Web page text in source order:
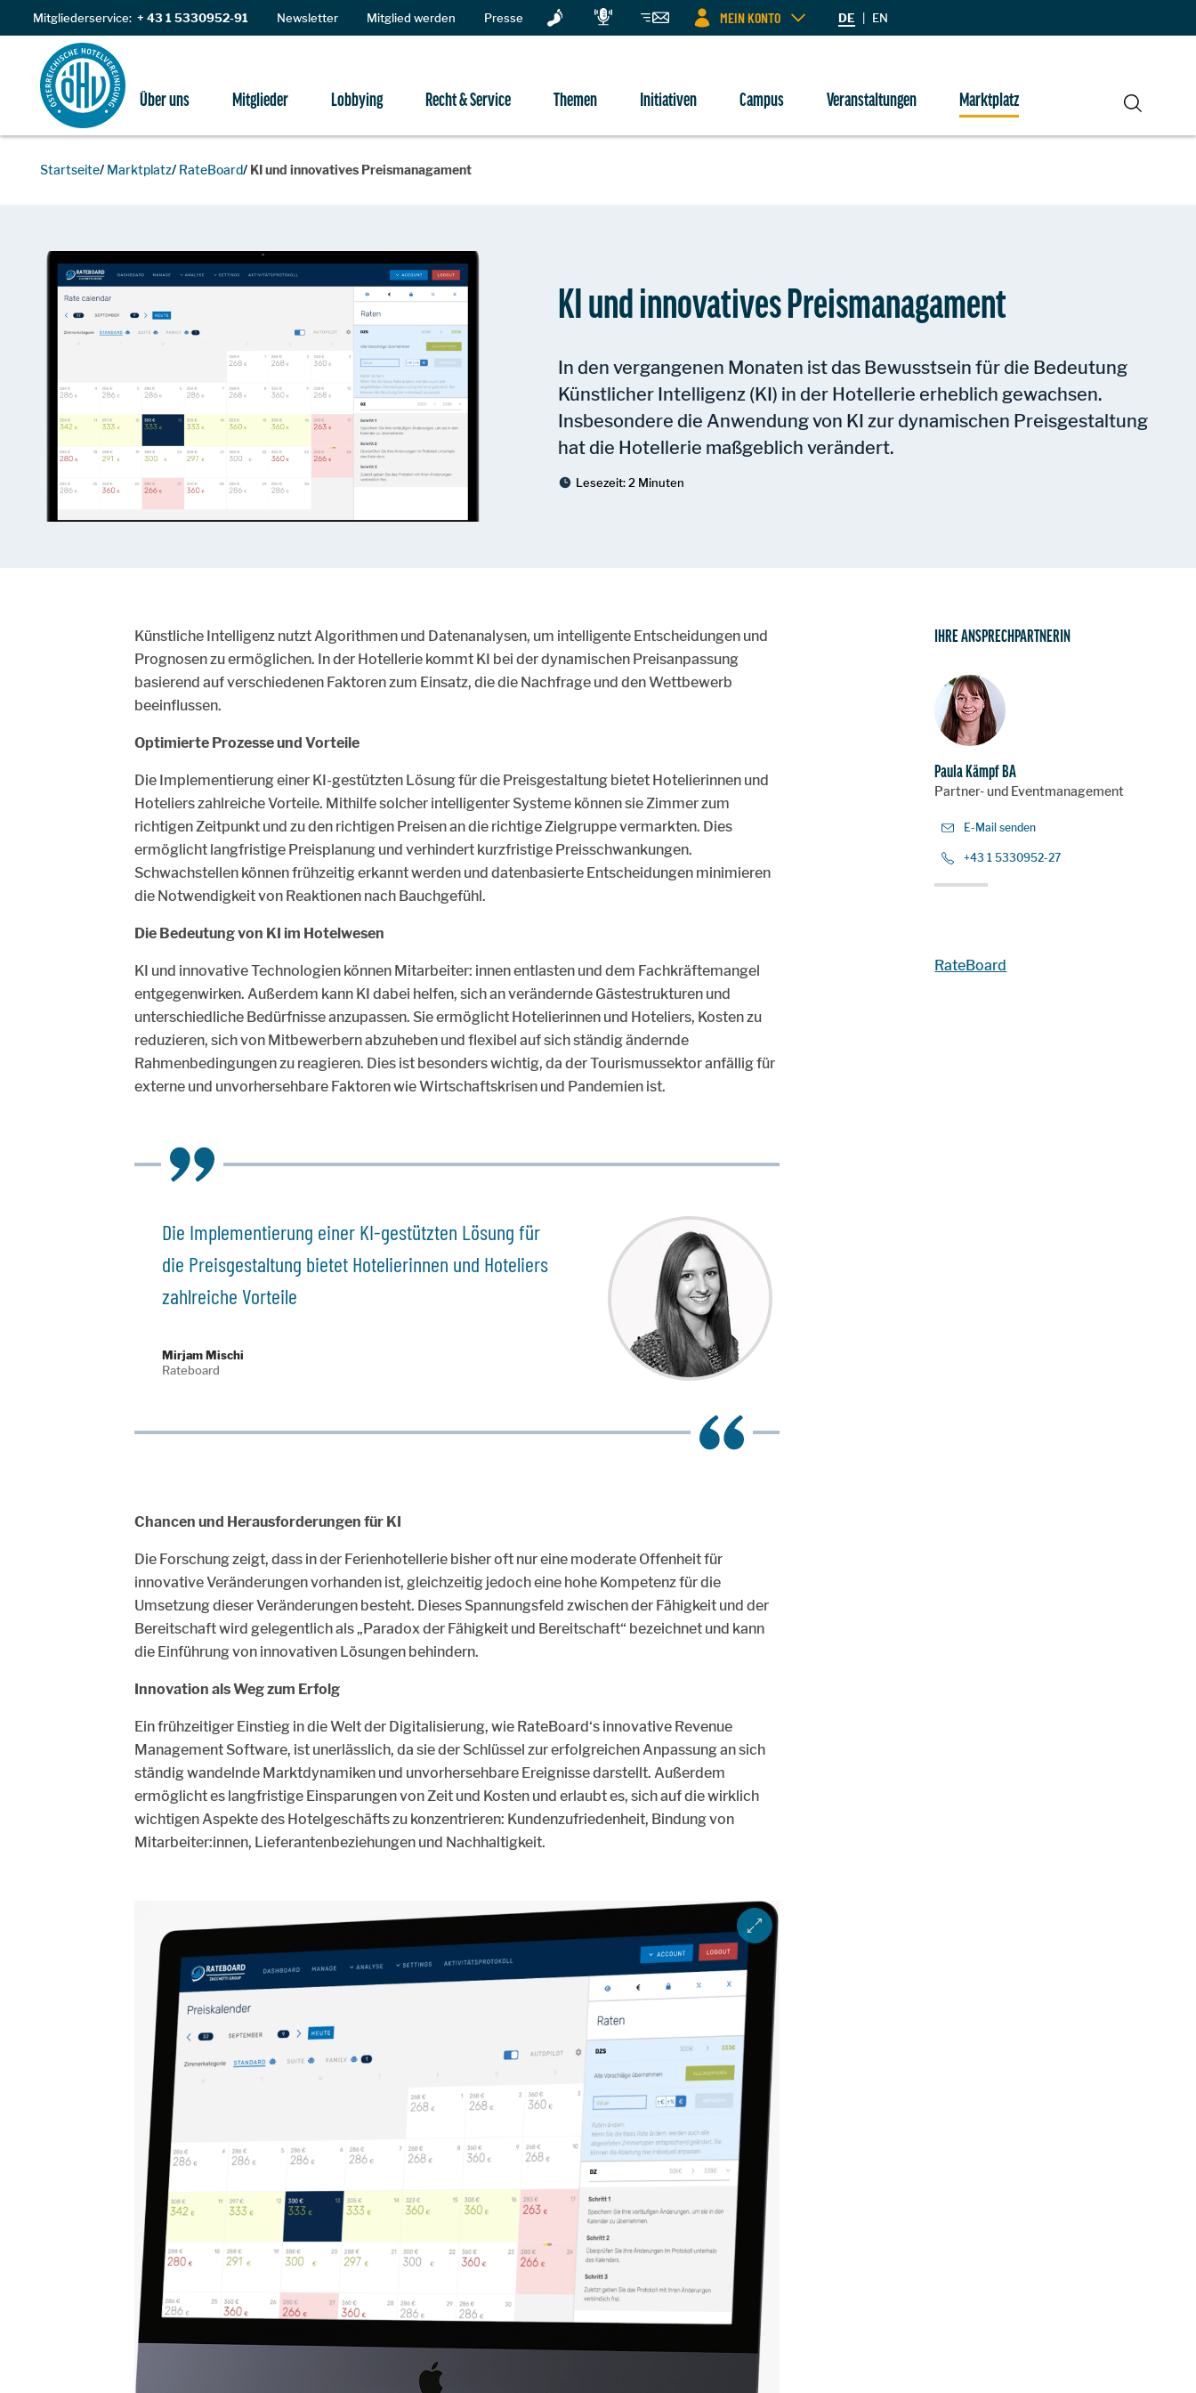
Zum Inhalt
Mitgliederservice: + 43 1 5330952-91 Newsletter Mitglied werden Presse MEIN KONTO DE | EN
Über uns Mitglieder Lobbying Recht & Service Themen Initiativen Campus Veranstaltungen
Marktplatz
Suche
Startseite Marktplatz RateBoard KI und innovatives Preismanagament
KI und innovatives Preismanagament
In den vergangenen Monaten ist das Bewusstsein für die Bedeutung
Künstlicher Intelligenz (KI) in der Hotellerie erheblich gewachsen.
Insbesondere die Anwendung von KI zur dynamischen Preisgestaltung
hat die Hotellerie maßgeblich verändert.
Lesezeit:2 Minuten
Künstliche Intelligenz nutzt Algorithmen und Datenanalysen, um intelligente Entscheidungen und
Prognosen zu ermöglichen. In der Hotellerie kommt KI bei der dynamischen Preisanpassung
basierend auf verschiedenen Faktoren zum Einsatz, die die Nachfrage und den Wettbewerb
beeinflussen.
Optimierte Prozesse und Vorteile
Die Implementierung einer KI-gestützten Lösung für die Preisgestaltung bietet Hotelierinnen und
Hoteliers zahlreiche Vorteile. Mithilfe solcher intelligenter Systeme können sie Zimmer zum
richtigen Zeitpunkt und zu den richtigen Preisen an die richtige Zielgruppe vermarkten. Dies
ermöglicht langfristige Preisplanung und verhindert kurzfristige Preisschwankungen.
Schwachstellen können frühzeitig erkannt werden und datenbasierte Entscheidungen minimieren
die Notwendigkeit von Reaktionen nach Bauchgefühl.
Die Bedeutung von KI im Hotelwesen
KI und innovative Technologien können Mitarbeiter: innen entlasten und dem Fachkräftemangel
entgegenwirken. Außerdem kann KI dabei helfen, sich an verändernde Gästestrukturen und
unterschiedliche Bedürfnisse anzupassen. Sie ermöglicht Hotelierinnen und Hoteliers, Kosten zu
reduzieren, sich von Mitbewerbern abzuheben und flexibel auf sich ständig ändernde
Rahmenbedingungen zu reagieren. Dies ist besonders wichtig, da der Tourismussektor anfällig für
externe und unvorhersehbare Faktoren wie Wirtschaftskrisen und Pandemien ist.
Die Implementierung einer KI-gestützten Lösung für
die Preisgestaltung bietet Hotelierinnen und Hoteliers
zahlreiche Vorteile
Mirjam Mischi
Rateboard
Chancen und Herausforderungen für KI
Die Forschung zeigt, dass in der Ferienhotellerie bisher oft nur eine moderate Offenheit für
innovative Veränderungen vorhanden ist, gleichzeitig jedoch eine hohe Kompetenz für die
Umsetzung dieser Veränderungen besteht. Dieses Spannungsfeld zwischen der Fähigkeit und der
Bereitschaft wird gelegentlich als „Paradox der Fähigkeit und Bereitschaft“ bezeichnet und kann
die Einführung von innovativen Lösungen behindern.
Innovation als Weg zum Erfolg
Ein frühzeitiger Einstieg in die Welt der Digitalisierung, wie RateBoard‘s innovative Revenue
Management Software, ist unerlässlich, da sie der Schlüssel zur erfolgreichen Anpassung an sich
ständig wandelnde Marktdynamiken und unvorhersehbare Ereignisse darstellt. Außerdem
ermöglicht es langfristige Einsparungen von Zeit und Kosten und erlaubt es, sich auf die wirklich
wichtigen Aspekte des Hotelgeschäfts zu konzentrieren: Kundenzufriedenheit, Bindung von
Mitarbeiter:innen, Lieferantenbeziehungen und Nachhaltigkeit.
ZOOM IMAGE
IHRE ANSPRECHPARTNERIN
Paula Kämpf BA
Partner- und Eventmanagement
E-Mail senden
+43 1 5330952-27
RateBoard